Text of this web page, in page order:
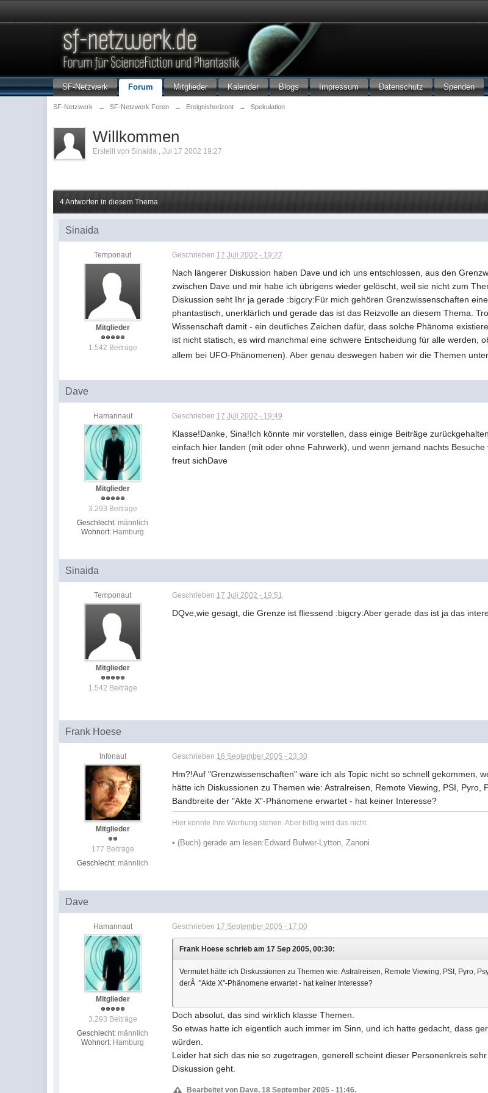
SF-Netzwerk Forum Mitglieder Kalender Blogs Impressum Datenschutz Spenden
SF-Netzwerk → SF-Netzwerk Foren → Ereignishorizont → Spekulation
Willkommen
Erstellt von Sinaida ,Jul 17 2002 19:27
4 Antworten in diesem Thema
Sinaida
Temponaut
Mitglieder
1.542 Beiträge
Geschrieben 17 Juli 2002 - 19:27
Nach längerer Diskussion haben Dave und ich uns entschlossen, aus den
zwischen Dave und mir habe ich übrigens wieder gelöscht, weil sie nicht zum
Diskussion seht Ihr ja gerade :bigcry:Für mich gehören Grenzwissenschaften
phantastisch, unerklärlich und gerade das ist das Reizvolle an diesem Thema.
Wissenschaft damit - ein deutliches Zeichen dafür, dass solche Phänome
ist nicht statisch, es wird manchmal eine schwere Entscheidung für alle werden,
allem bei UFO-Phänomenen). Aber genau deswegen haben wir die Themen
Dave
Hamannaut
Mitglieder
3.293 Beiträge
Geschlecht: männlich
Wohnort: Hamburg
Geschrieben 17 Juli 2002 - 19:49
Klasse!Danke, Sina!Ich könnte mir vorstellen, dass einige Beiträge
einfach hier landen (mit oder ohne Fahrwerk), und wenn jemand nachts
freut sichDave
Sinaida
Temponaut
Mitglieder
1.542 Beiträge
Geschrieben 17 Juli 2002 - 19:51
DQve,wie gesagt, die Grenze ist fliessend :bigcry:Aber gerade das ist ja das
Frank Hoese
Infonaut
Mitglieder
177 Beiträge
Geschlecht: männlich
Geschrieben 16 September 2005 - 23:30
Hm?!Auf "Grenzwissenschaften" wäre ich als Topic nicht so schnell gekommen,
hätte ich Diskussionen zu Themen wie: Astralreisen, Remote Viewing, PSI,
Bandbreite der "Akte X"-Phänomene erwartet - hat keiner Interesse?
Hier könnte Ihre Werbung stehen. Aber billig wird das nicht.
• (Buch) gerade am lesen: Edward Bulwer-Lytton, Zanoni
Dave
Hamannaut
Mitglieder
3.293 Beiträge
Geschlecht: männlich
Wohnort: Hamburg
Geschrieben 17 September 2005 - 17:00
Frank Hoese schrieb am 17 Sep 2005, 00:30:
Vermutet hätte ich Diskussionen zu Themen wie: Astralreisen, Remote Viewing, PSI, Pyro,
derÂ "Akte X"-Phänomene erwartet - hat keiner Interesse?
Doch absolut, das sind wirklich klasse Themen.
So etwas hatte ich eigentlich auch immer im Sinn, und ich hatte gedacht, dass
würden.
Leider hat sich das nie so zugetragen, generell scheint dieser Personenkreis
Diskussion geht.
Bearbeitet von Dave, 18 September 2005 - 11:46.